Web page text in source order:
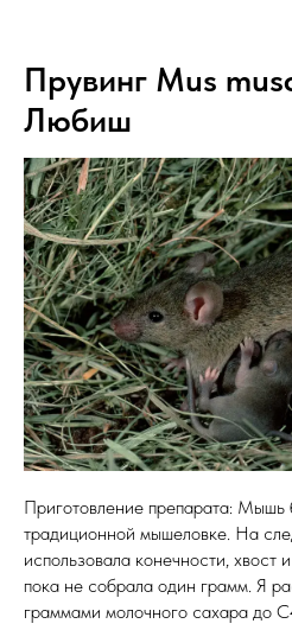
Прувинг Mus
Любиш
Приготовление препарата: Мышь
традиционной мышеловке. На
использовала конечности, хвост
пока не собрала один грамм. Я
граммами молочного сахара до